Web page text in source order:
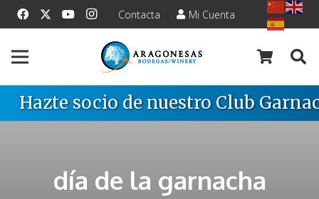
Contacta Mi Cuenta
Hazte socio de nuestro Club
día de la garnacha